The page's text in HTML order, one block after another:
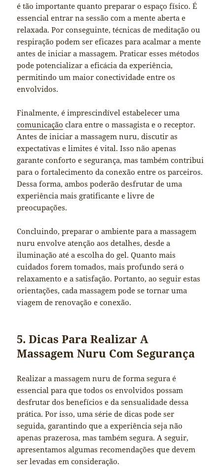
é tão importante quanto preparar o espaço físico. É
essencial entrar na sessão com a mente aberta e
relaxada. Por conseguinte, técnicas de meditação ou
respiração podem ser eficazes para acalmar a mente
antes de iniciar a massagem. Praticar esses métodos
pode potencializar a eficácia da experiência,
permitindo um maior conectividade entre os
envolvidos.
Finalmente, é imprescindível estabelecer uma
comunicação clara entre o massagista e o receptor.
Antes de iniciar a massagem nuru, discutir as
expectativas e limites é vital. Isso não apenas
garante conforto e segurança, mas também contribui
para o fortalecimento da conexão entre os parceiros.
Dessa forma, ambos poderão desfrutar de uma
experiência mais gratificante e livre de
preocupações.
Concluindo, preparar o ambiente para a massagem
nuru envolve atenção aos detalhes, desde a
iluminação até a escolha do gel. Quanto mais
cuidados forem tomados, mais profundo será o
relaxamento e a satisfação. Portanto, ao seguir estas
orientações, cada massagem pode se tornar uma
viagem de renovação e conexão.
5. Dicas Para Realizar A
Massagem Nuru Com Segurança
Realizar a massagem nuru de forma segura é
essencial para que todos os envolvidos possam
desfrutar dos benefícios e da sensualidade dessa
prática. Por isso, uma série de dicas pode ser
seguida, garantindo que a experiência seja não
apenas prazerosa, mas também segura. A seguir,
apresentamos algumas recomendações que devem
ser levadas em consideração.